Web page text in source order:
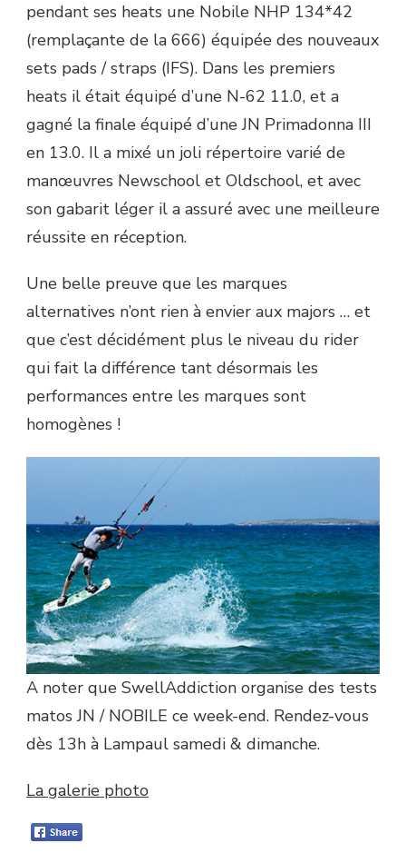
pendant ses heats une Nobile NHP 134*42
(remplaçante de la 666) équipée des nouveaux
sets pads / straps (IFS). Dans les premiers
heats il était équipé d’une N-62 11.0, et a
gagné la finale équipé d’une JN Primadonna III
en 13.0. Il a mixé un joli répertoire varié de
manœuvres Newschool et Oldschool, et avec
son gabarit léger il a assuré avec une meilleure
réussite en réception.
Une belle preuve que les marques
alternatives n’ont rien à envier aux majors … et
que c’est décidément plus le niveau du rider
qui fait la différence tant désormais les
performances entre les marques sont
homogènes !
A noter que SwellAddiction organise des tests
matos JN / NOBILE ce week-end. Rendez-vous
dès 13h à Lampaul samedi & dimanche.
La galerie photo